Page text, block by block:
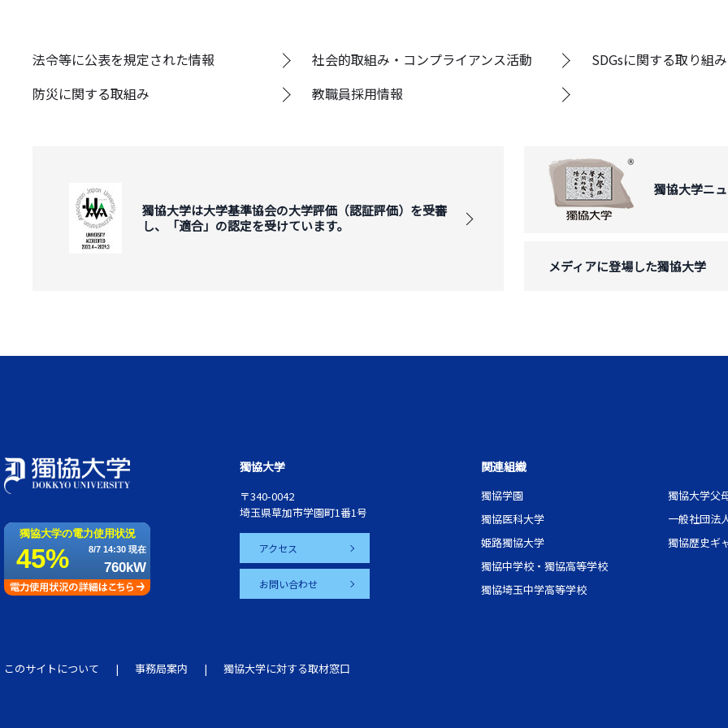
法令等に公表を規定された情報 社会的取組み・コンプライアンス活動
SDGsに関する取り組み
防災に関する取組み
教職員採用情報
獨協大学は大学基準協会の大学評価（認証評価）を受審
し、「適合」の認定を受けています。
獨協大学ニ
メディアに登場した獨協大学
獨協大学
〒340-0042
埼玉県草加市学園町1番1号
アクセス
お問い合わせ
関連組織
獨協学園
獨協医科大学
姫路獨協大学
獨協中学校・獨協高等学校
獨協埼玉中学高等学校
獨協大学父
一般社団法
獨協歴史ギ
このサイトについて 事務局案内 獨協大学に対する取材窓口